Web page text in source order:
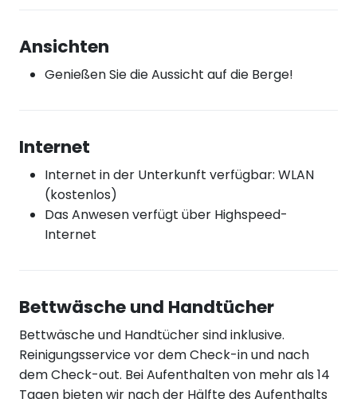
Ansichten
Genießen Sie die Aussicht auf die Berge!
Internet
Internet in der Unterkunft verfügbar: WLAN
(kostenlos)
Das Anwesen verfügt über Highspeed-
Internet
Bettwäsche und Handtücher
Bettwäsche und Handtücher sind inklusive.
Reinigungsservice vor dem Check-in und nach
dem Check-out. Bei Aufenthalten von mehr als 14
Tagen bieten wir nach der Hälfte des Aufenthalts